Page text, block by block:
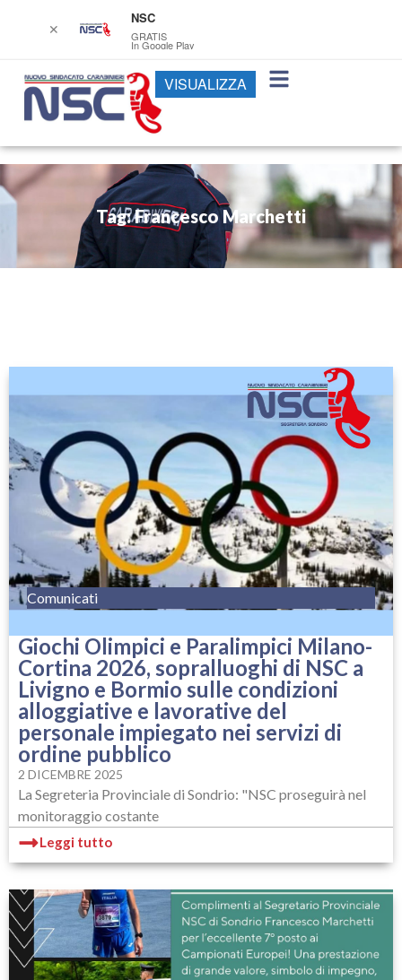
Tag: Francesco Marchetti
Comunicati
Giochi Olimpici e Paralimpici Milano-
Cortina 2026, sopralluoghi di NSC a
Livigno e Bormio sulle condizioni
alloggiative e lavorative del
personale impiegato nei servizi di
ordine pubblico
2 DICEMBRE 2025
La Segreteria Provinciale di Sondrio: "NSC proseguirà nel
monitoraggio costante
Leggi tutto
✕
NSC
GRATIS
In Google Play
VISUALIZZA